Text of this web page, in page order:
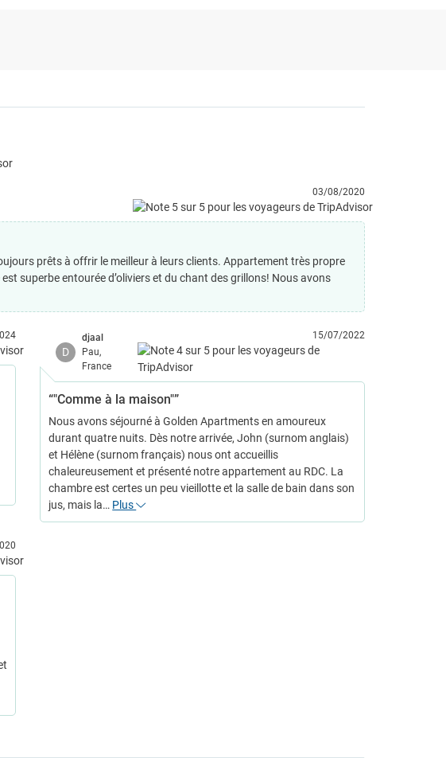
03/08/2020
prêts à offrir le meilleur à leurs clients. Appartement très propre
superbe entourée d’oliviers et du chant des grillons! Nous avons
D
djaal
Pau,
France
15/07/2022
“"Comme à la maison"”
Nous avons séjourné à Golden Apartments en amoureux
durant quatre nuits. Dès notre arrivée, John (surnom anglais)
et Hélène (surnom français) nous ont accueillis
chaleureusement et présenté notre appartement au RDC. La
chambre est certes un peu vieillotte et la salle de bain dans son
jus, mais la… Plus